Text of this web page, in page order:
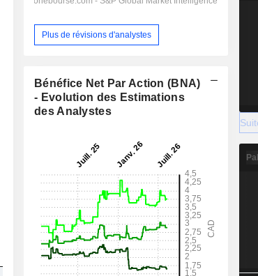
VE / CA (Y)
Plus de révisions d'analystes
Bénéfice Net Par Action (BNA)
- Evolution des Estimations
des Analystes